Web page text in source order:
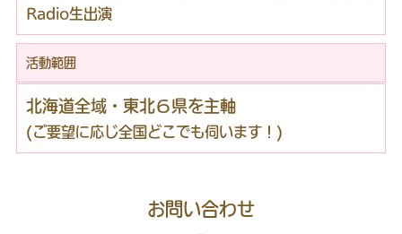
Radio生出演
活動範囲
北海道全域・東北６県を主軸
(ご要望に応じ全国どこでも伺います！)
お問い合わせ